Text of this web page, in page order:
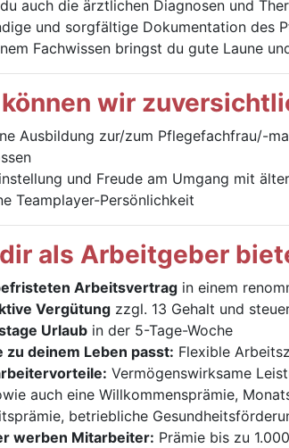
auch die ärztlichen Diagnosen und
und sorgfältige Dokumentation des
Fachwissen bringst du gute Laune
wir
Ausbildung zur/zum Pflegefachfrau/-
und Freude am Umgang mit
Teamplayer-Persönlichkeit
als Arbeitgeber
Arbeitsvertrag in einem
Vergütung zzgl. 13 Gehalt und
Urlaub in der 5-Tage-Woche
zu deinem Leben passt: Flexible
Vermögenswirksame
auch eine Willkommensprämie,
betriebliche
werben Mitarbeiter: Prämie bis zu